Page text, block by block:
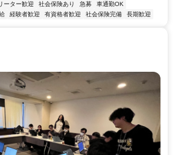
ーター歓迎 社会保険あり 急募
車通勤OK
経験者歓迎 有資格者歓迎 社会保険完備 長期歓迎